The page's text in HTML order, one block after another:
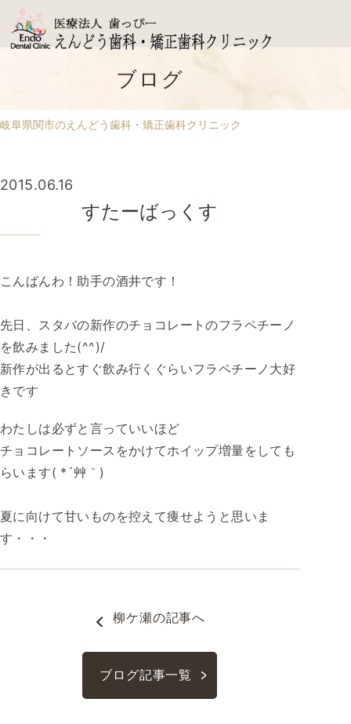
ブログ
岐阜県関市のえんどう歯科・矯正歯科クリニック
すたーばっくす
2015.06.16
こんばんわ！助手の酒井です！
先日、スタバの新作のチョコレートのフラペチーノ
を飲みました(^^)/
新作が出るとすぐ飲み行くぐらいフラペチーノ大好
きです
わたしは必ずと言っていいほど
チョコレートソースをかけてホイップ増量をしても
らいます( *´艸｀)
夏に向けて甘いものを控えて痩せようと思いま
す・・・
柳ケ瀬の記事へ
ブログ記事一覧